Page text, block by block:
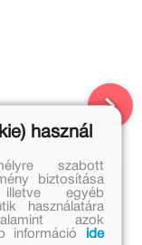
használ
szabott
biztosítása
egyéb
használatára
azok
információ
ide